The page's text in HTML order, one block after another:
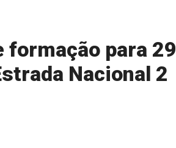
formação para 29
Nacional 2